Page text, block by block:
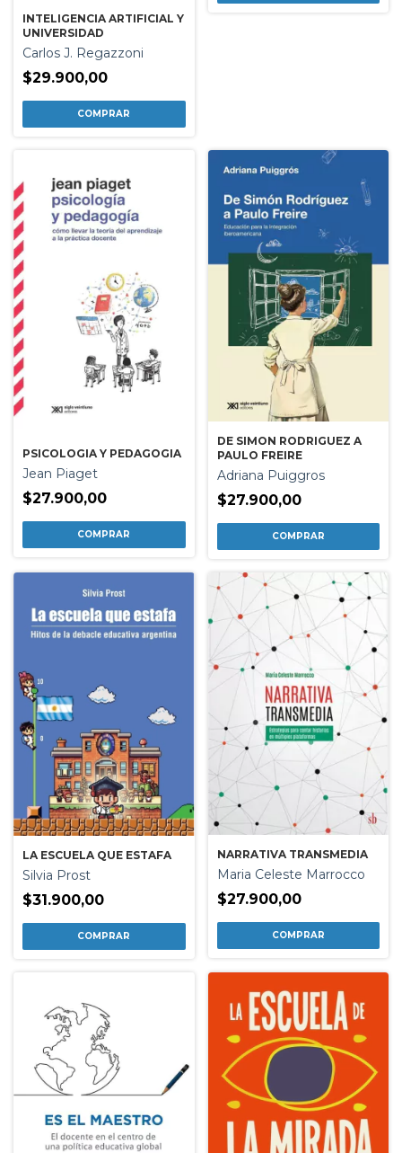
INTELIGENCIA ARTIFICIAL Y
UNIVERSIDAD
Carlos J. Regazzoni
$29.900,00
PSICOLOGIA Y PEDAGOGIA
Jean Piaget
$27.900,00
DE SIMON RODRIGUEZ A
PAULO FREIRE
Adriana Puiggros
$27.900,00
LA ESCUELA QUE ESTAFA
Silvia Prost
$31.900,00
NARRATIVA TRANSMEDIA
Maria Celeste Marrocco
$27.900,00